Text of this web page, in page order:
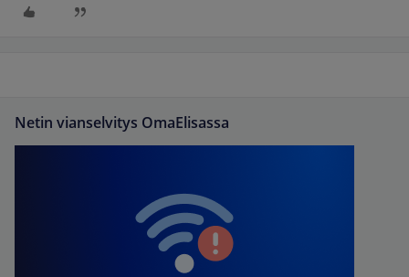
Netin vianselvitys OmaElisassa